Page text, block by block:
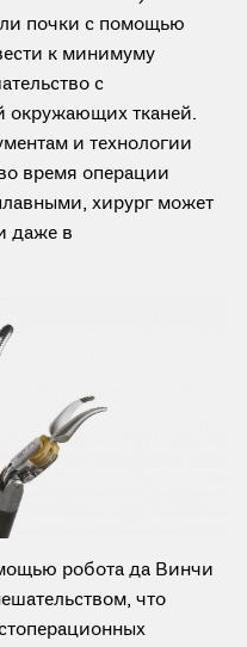
почки с помощью
к минимуму
с
окружающих тканей.
и технологии
время операции
хирург может
даже в
робота да Винчи
что